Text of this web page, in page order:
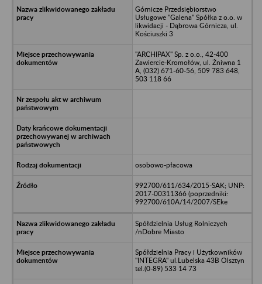
Górnicze Przedsiębiorstwo
Usługowe "Galena" Spółka z o.o. w
likwidacji - Dąbrowa Górnicza, ul.
Kościuszki 3
"ARCHIPAX" Sp. z o.o., 42-400
Zawiercie-Kromołów, ul. Żniwna 1
A, (032) 671-60-56, 509 783 648,
503 118 66
osobowo-płacowa
992700/611/634/2015-SAK; UNP:
2017-00311366 (poprzedniki:
992700/610A/14/2007/SEke
Spółdzielnia Usług Rolniczych
/nDobre Miasto
Spółdzielnia Pracy i Użytkowników
"INTEGRA" ul.Lubelska 43B Olsztyn
tel.(0-89) 533 14 73